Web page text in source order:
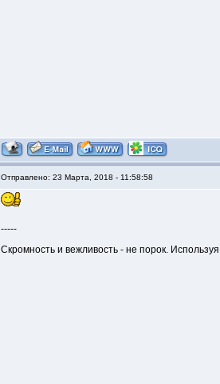
Отправлено: 23 Марта, 2018 - 11:58:58
-----
Скромность и вежливость - не порок.